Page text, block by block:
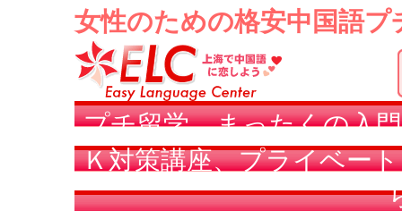
女性のための格安中国語
プチ留学、まったくの入
Ｋ対策講座、プライベー